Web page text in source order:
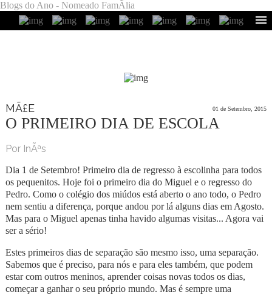
Blogs do Ano - Nomeado FamÃ­lia
MÃ£E 01 de Setembro, 2015
O PRIMEIRO DIA DE ESCOLA
Por InÃªs
Dia 1 de Setembro! Primeiro dia de regresso à escolinha para todos
os pequenitos. Hoje foi o primeiro dia do Miguel e o regresso do
Pedro. Como o colégio dos miúdos está aberto o ano todo, o Pedro
nem sentiu a diferença, porque andou por lá alguns dias em Agosto.
Mas para o Miguel apenas tinha havido algumas visitas... Agora vai
ser a sério!
Estes primeiros dias de separação são mesmo isso, uma separação.
Sabemos que é preciso, para nós e para eles também, que podem
estar com outros meninos, aprender coisas novas todos os dias,
começar a ganhar o seu próprio mundo. Mas é sempre uma